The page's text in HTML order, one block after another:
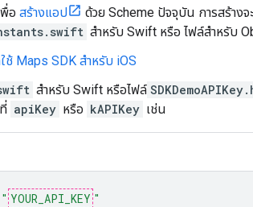
อ สร้างแอป
ด้วย Scheme ปัจจุบัน การสร้าง
สำหรับ Swift หรือ ไฟล์สำหรับ
ช้ Maps SDK สำหรับ iOS
สำหรับ Swift หรือไฟล์
apiKey หรือ kAPIKey เช่น
" YOUR_API_KEY "